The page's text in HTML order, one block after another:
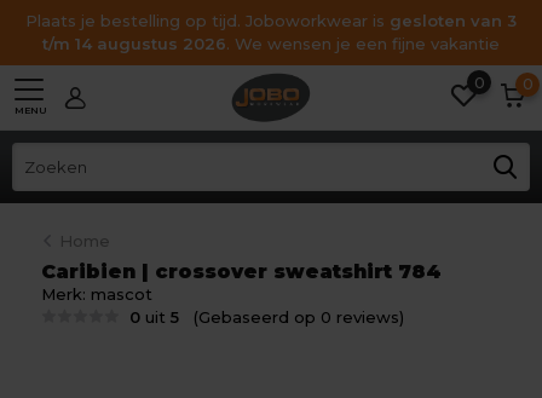
Plaats je bestelling op tijd. Joboworkwear is gesloten van 3
t/m 14 augustus 2026. We wensen je een fijne vakantie
MENU
0 0
Home
Caribien | crossover sweatshirt 784
Merk: mascot
0 uit5 (Gebaseerd op 0 reviews)